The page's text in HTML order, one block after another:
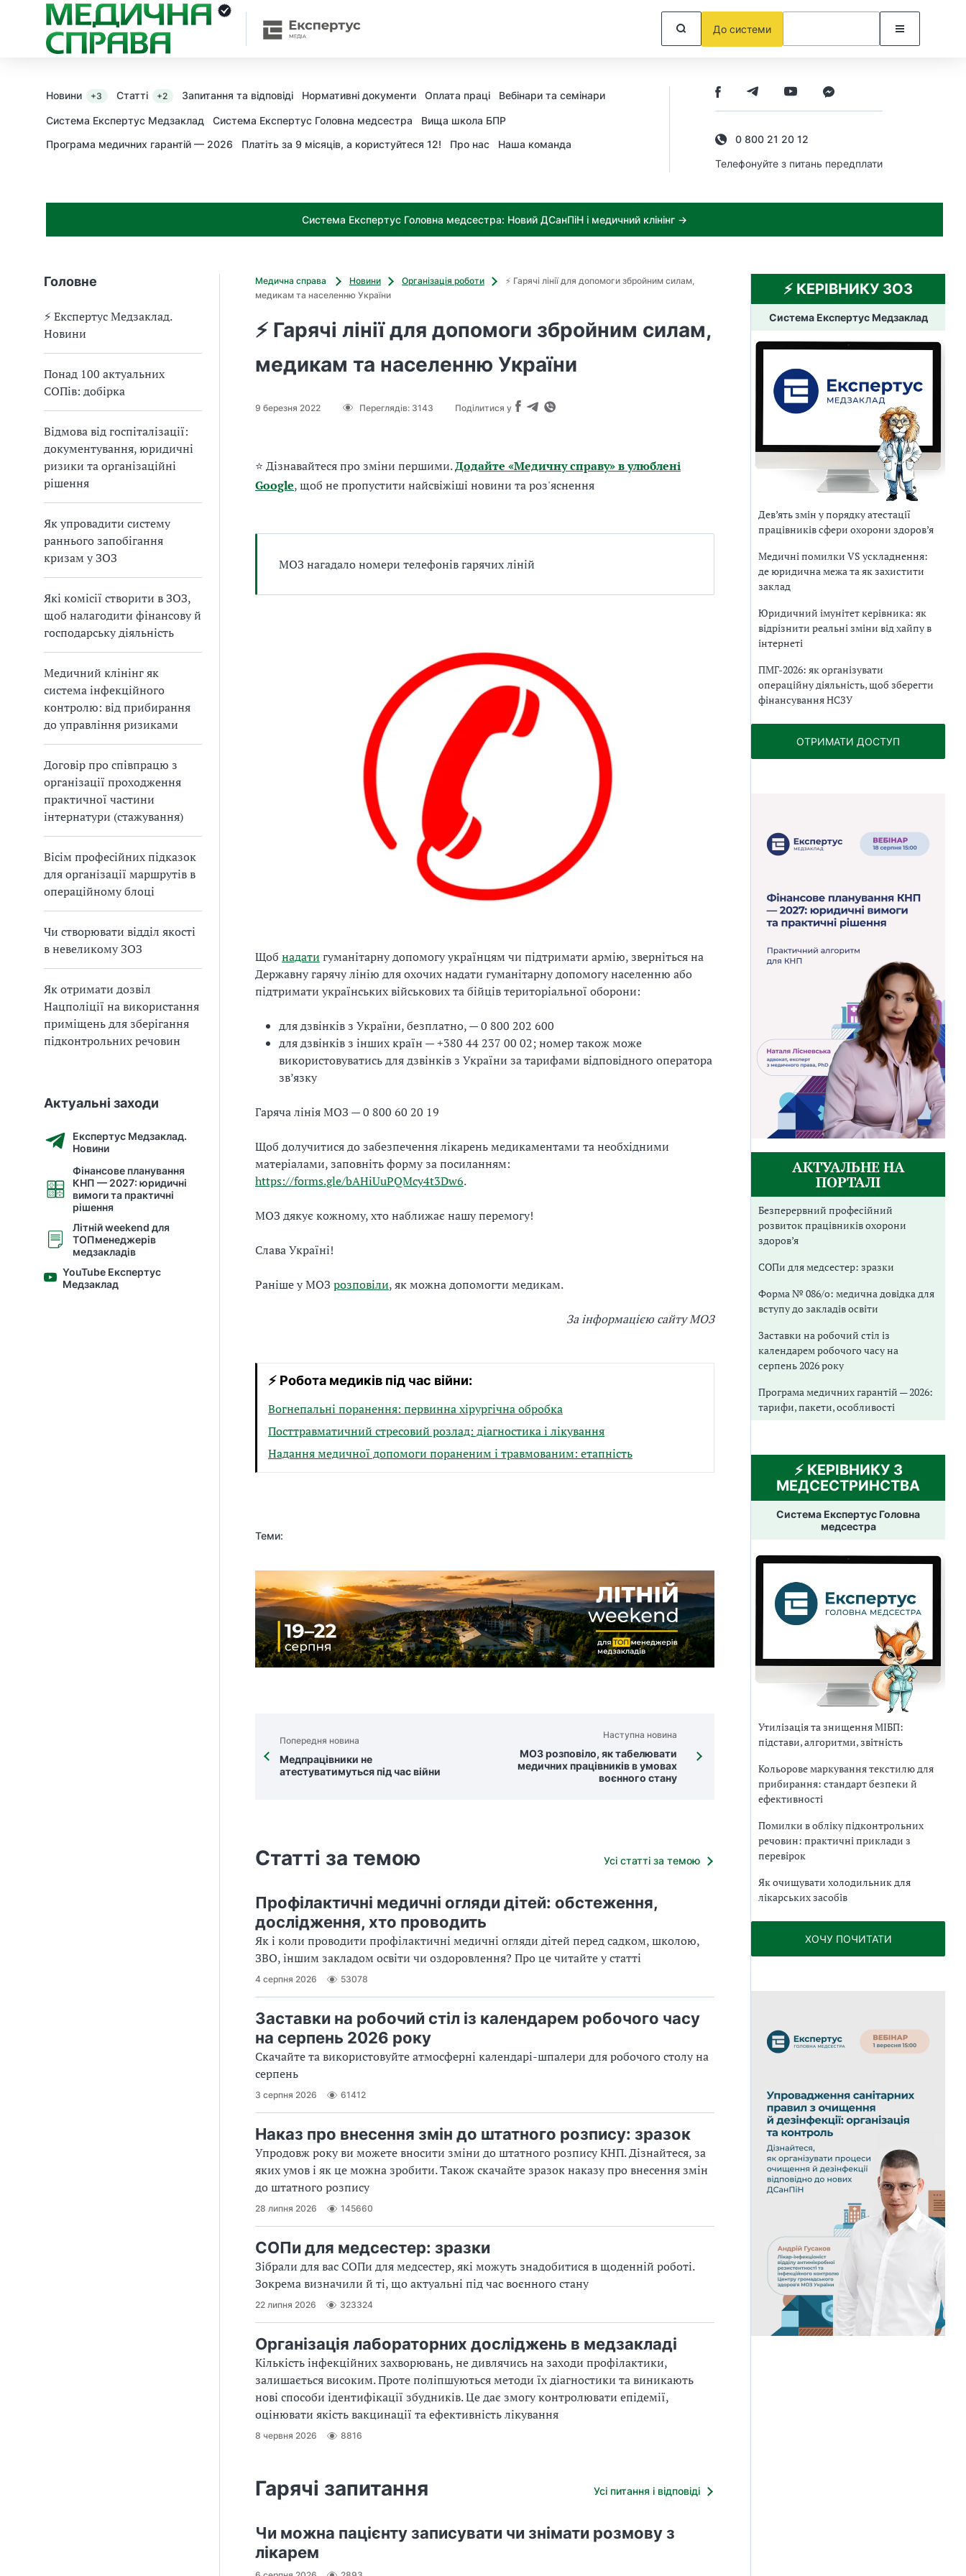
До системи
Новини +3 Статті +2 Запитання та відповіді Нормативні документи Оплата праці Вебінари та семінари
Система Експертус Медзаклад Система Експертус Головна медсестра
Вища школа БПР
Програма медичних гарантій — 2026
Платіть за 9 місяців, а користуйтеся 12! Про нас Наша команда
0 800 21 20 12
Телефонуйте з питань передплати
Система Експертус Головна медсестра: Новий ДСанПіН і медичний клінінг →
Головне
⚡️ Експертус Медзаклад.
Новини
Понад 100 актуальних
СОПів: добірка
Відмова від госпіталізації:
документування, юридичні
ризики та організаційні
рішення
Як упровадити систему
раннього запобігання
кризам у ЗОЗ
Які комісії створити в ЗОЗ,
щоб налагодити фінансову й
господарську діяльність
Медичний клінінг як
система інфекційного
контролю: від прибирання
до управління ризиками
Договір про співпрацю з
організації проходження
практичної частини
інтернатури (стажування)
Вісім професійних підказок
для організації маршрутів в
операційному блоці
Чи створювати відділ якості
в невеликому ЗОЗ
Як отримати дозвіл
Нацполіції на використання
приміщень для зберігання
підконтрольних речовин
Актуальні заходи
Експертус Медзаклад.
Новини
Фінансове планування
КНП — 2027: юридичні
вимоги та практичні
рішення
Літній weekend для
ТОПменеджерів
медзакладів
YouTube Експертус
Медзаклад
Медична справа Новини Організація роботи
⚡ Гарячі лінії для допомоги збройним силам,
медикам та населенню України
⚡ Гарячі лінії для допомоги збройним силам,
медикам та населенню України
9 березня 2022 Переглядів: 3143 Поділитися у
⭐ Дізнавайтеся про зміни першими.Додайте «Медичну справу» в улюблені
Google, щоб не пропустити найсвіжіші новини та роз'яснення
МОЗ нагадало номери телефонів гарячих ліній
Щоб надати гуманітарну допомогу українцям чи підтримати армію, зверніться на
Державну гарячу лінію для охочих надати гуманітарну допомогу населенню або
підтримати українських військових та бійців територіальної оборони:
для дзвінків з України, безплатно, — 0 800 202 600
для дзвінків з інших країн — +380 44 237 00 02; номер також може
використовуватись для дзвінків з України за тарифами відповідного оператора
зв’язку
Гаряча лінія МОЗ — 0 800 60 20 19
Щоб долучитися до забезпечення лікарень медикаментами та необхідними
матеріалами, заповніть форму за посиланням:
https://forms.gle/bAHiUuPQMcy4t3Dw6.
МОЗ дякує кожному, хто наближає нашу перемогу!
Слава Україні!
Раніше у МОЗ розповіли, як можна допомогти медикам.
За інформацією сайту МОЗ
⚡ Робота медиків під час війни:
Вогнепальні поранення: первинна хірургічна обробка
Посттравматичний стресовий розлад: діагностика і лікування
Надання медичної допомоги пораненим і травмованим: етапність
Теми:
Попередня новина
Медпрацівники не
атестуватимуться під час війни
Наступна новина
МОЗ розповіло, як табелювати
медичних працівників в умовах
воєнного стану
Статті за темою Усі статті за темою
Профілактичні медичні огляди дітей: обстеження,
дослідження, хто проводить
Як і коли проводити профілактичні медичні огляди дітей перед садком, школою,
ЗВО, іншим закладом освіти чи оздоровлення? Про це читайте у статті
4 серпня 2026 53078
Заставки на робочий стіл із календарем робочого часу
на серпень 2026 року
Скачайте та використовуйте атмосферні календарі-шпалери для робочого столу на
серпень
3 серпня 2026 61412
Наказ про внесення змін до штатного розпису: зразок
Упродовж року ви можете вносити зміни до штатного розпису КНП. Дізнайтеся, за
яких умов і як це можна зробити. Також скачайте зразок наказу про внесення змін
до штатного розпису
28 липня 2026 145660
СОПи для медсестер: зразки
Зібрали для вас СОПи для медсестер, які можуть знадобитися в щоденній роботі.
Зокрема визначили й ті, що актуальні під час воєнного стану
22 липня 2026 323324
Організація лабораторних досліджень в медзакладі
Кількість інфекційних захворювань, не дивлячись на заходи профілактики,
залишається високим. Проте поліпшуються методи їх діагностики та виникають
нові способи ідентифікації збудників. Це дає змогу контролювати епідемії,
оцінювати якість вакцинації та ефективність лікування
8 червня 2026 8816
Гарячі запитання Усі питання і відповіді
Чи можна пацієнту записувати чи знімати розмову з
лікарем
⚡️ КЕРІВНИКУ ЗОЗ
Система Експертус Медзаклад
Дев’ять змін у порядку атестації
працівників сфери охорони здоров’я
Медичні помилки VS ускладнення:
де юридична межа та як захистити
заклад
Юридичний імунітет керівника: як
відрізнити реальні зміни від хайпу в
інтернеті
ПМГ-2026: як організувати
операційну діяльність, щоб зберегти
фінансування НСЗУ
ОТРИМАТИ ДОСТУП
АКТУАЛЬНЕ НА
ПОРТАЛІ
Безперервний професійний
розвиток працівників охорони
здоров’я
СОПи для медсестер: зразки
Форма № 086/о: медична довідка для
вступу до закладів освіти
Заставки на робочий стіл із
календарем робочого часу на
серпень 2026 року
Програма медичних гарантій — 2026:
тарифи, пакети, особливості
⚡️ КЕРІВНИКУ З
МЕДСЕСТРИНСТВА
Система Експертус Головна
медсестра
Утилізація та знищення МІБП:
підстави, алгоритми, звітність
Кольорове маркування текстилю для
прибирання: стандарт безпеки й
ефективності
Помилки в обліку підконтрольних
речовин: практичні приклади з
перевірок
Як очищувати холодильник для
лікарських засобів
ХОЧУ ПОЧИТАТИ